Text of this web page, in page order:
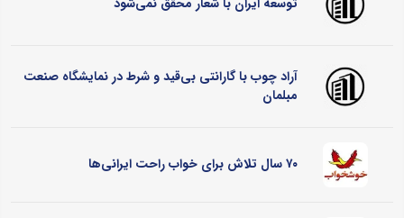
آراد چوب با گارانتی بی‌قید و شرط در نمایشگاه صنعت
مبلمان
۷۰ سال تلاش برای خواب راحت ایرانی‌ها